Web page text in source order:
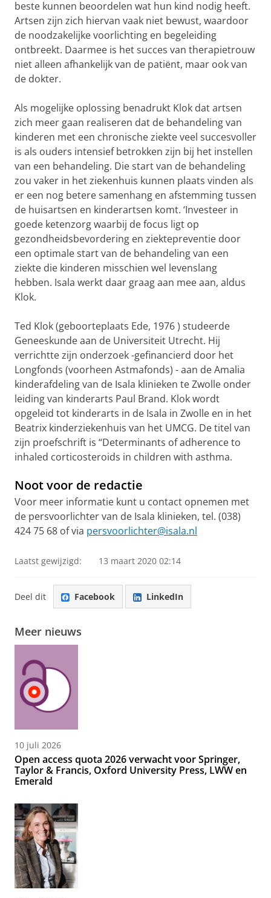
beste kunnen beoordelen wat hun kind nodig heeft.
Artsen zijn zich hiervan vaak niet bewust, waardoor
de noodzakelijke voorlichting en begeleiding
ontbreekt. Daarmee is het succes van therapietrouw
niet alleen afhankelijk van de patiënt, maar ook van
de dokter.
Als mogelijke oplossing benadrukt Klok dat artsen
zich meer gaan realiseren dat de behandeling van
kinderen met een chronische ziekte veel succesvoller
is als ouders intensief betrokken zijn bij het instellen
van een behandeling. Die start van de behandeling
zou vaker in het ziekenhuis kunnen plaats vinden als
er een nog betere samenhang en afstemming tussen
de huisartsen en kinderartsen komt. ‘Investeer in
goede ketenzorg waarbij de focus ligt op
gezondheidsbevordering en ziektepreventie door
een optimale start van de behandeling van een
ziekte die kinderen misschien wel levenslang
hebben. Isala werkt daar graag aan mee aan, aldus
Klok.
Ted Klok (geboorteplaats Ede, 1976 ) studeerde
Geneeskunde aan de Universiteit Utrecht. Hij
verrichtte zijn onderzoek -gefinancierd door het
Longfonds (voorheen Astmafonds) - aan de Amalia
kinderafdeling van de Isala klinieken te Zwolle onder
leiding van kinderarts Paul Brand. Klok wordt
opgeleid tot kinderarts in de Isala in Zwolle en in het
Beatrix kinderziekenhuis van het UMCG. De titel van
zijn proefschrift is “Determinants of adherence to
inhaled corticosteroids in children with asthma.
Noot voor de redactie
Voor meer informatie kunt u contact opnemen met
de persvoorlichter van de Isala klinieken, tel. (038)
424 75 68 of via persvoorlichter@isala.nl
Laatst gewijzigd: 13 maart 2020 02:14
Deel dit Facebook LinkedIn
Meer nieuws
10 juli 2026
Open access quota 2026 verwacht voor Springer,
Taylor & Francis, Oxford University Press, LWW en
Emerald